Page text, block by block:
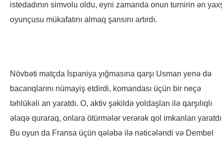
istedadının simvolu oldu, eyni zamanda onun turnirin ən
oyunçusu mükafatını almaq şansını artırdı.
Növbəti matçda İspaniya yığmasına qarşı Usman yenə də
bacarıqlarını nümayiş etdirdi, komandası üçün bir neçə
təhlükəli an yaratdı. O, aktiv şəkildə yoldaşları ilə qarşılıqlı
əlaqə quraraq, onlara ötürmələr verərək qol imkanları
Bu oyun da Fransa üçün qələbə ilə nəticələndi və Dembel